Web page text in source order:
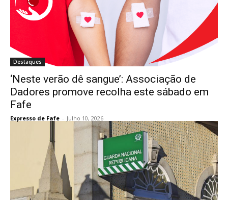
Destaques
‘Neste verão dê sangue’: Associação de
Dadores promove recolha este sábado em
Fafe
Expresso de Fafe - Julho 10, 2026